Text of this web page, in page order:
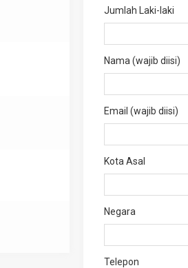
Jumlah Laki-laki
Nama (wajib diisi)
Email (wajib diisi)
Kota Asal
Negara
Telepon